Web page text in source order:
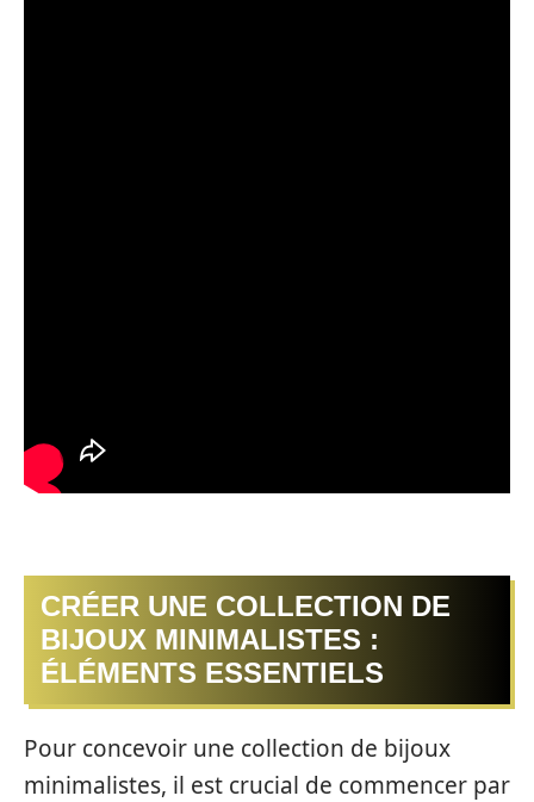
CRÉER UNE COLLECTION DE
BIJOUX MINIMALISTES :
ÉLÉMENTS ESSENTIELS
Pour concevoir une collection de bijoux
minimalistes, il est crucial de commencer par